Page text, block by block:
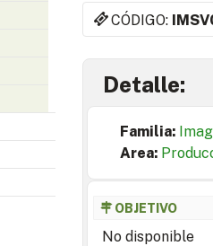
CÓDIGO:
Detalle:
Familia:
Area:
OBJETIVO
No disponible